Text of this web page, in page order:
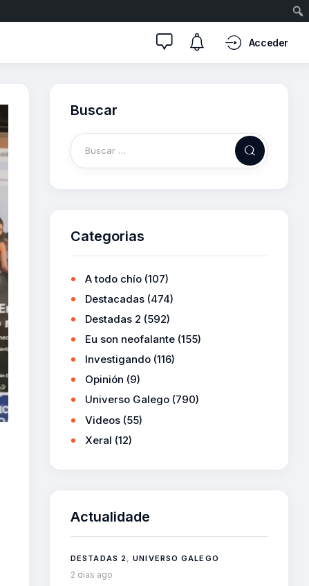
Acceder
Buscar
Categorias
A todo chío (107)
Destacadas (474)
Destadas 2 (592)
Eu son neofalante (155)
Investigando (116)
Opinión (9)
Universo Galego (790)
Videos (55)
Xeral (12)
Actualidade
DESTADAS 2 ,UNIVERSO GALEGO
2 días ago